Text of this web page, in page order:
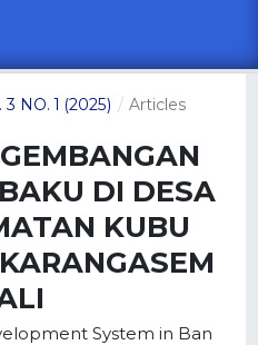
3 NO. 1 (2025) / Articles
DI DESA
KUBU
System in Ban